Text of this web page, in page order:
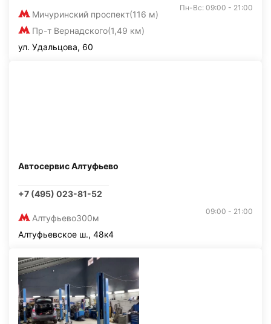
Мичуринский проспект(116 м)
Пр-т Вернадского(1,49 км)
Пн-Вс: 09:00 - 21:00
ул. Удальцова, 60
Автосервис Алтуфьево
+7 (495) 023-81-52
Алтуфьево300м
09:00 - 21:00
Алтуфьевское ш., 48к4